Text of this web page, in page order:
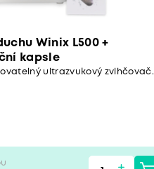
Winix L500 +
kapsle
ultrazvukový zvlhčovač.